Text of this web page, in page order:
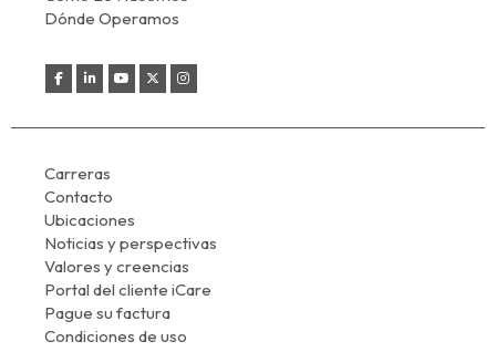
Dónde Operamos
Carreras
Contacto
Ubicaciones
Noticias y perspectivas
Valores y creencias
Portal del cliente iCare
Pague su factura
Condiciones de uso